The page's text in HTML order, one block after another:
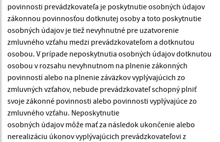
povinnosti prevádzkovateľa je poskytnutie osobných údajov
zákonnou povinnosťou dotknutej osoby a toto poskytnutie
osobných údajov je tiež nevyhnutné pre uzatvorenie
zmluvného vzťahu medzi prevádzkovateľom a dotknutou
osobou. V prípade neposkytnutia osobných údajov dotknutou
osobou v rozsahu nevyhnutnom na plnenie zákonných
povinností alebo na plnenie záväzkov vyplývajúcich zo
zmluvných vzťahov, nebude prevádzkovateľ schopný plniť
svoje zákonné povinnosti alebo povinnosti vyplývajúce zo
zmluvného vzťahu. Neposkytnutie
osobných údajov môže mať za následok ukončenie alebo
nerealizáciu úkonov vyplývajúcich prevádzkovateľovi z